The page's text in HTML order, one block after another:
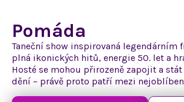
Pomáda
Taneční show inspirovaná legendárním
plná ikonických hitů, energie 50. let a
Hosté se mohou přirozeně zapojit a stát
dění – právě proto patří mezi